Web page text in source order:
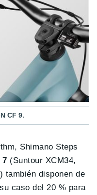
CF 9.
Shimano Steps
7 (Suntour XCM34,
también disponen de
caso del 20 % para